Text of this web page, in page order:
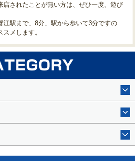
店されたことが無い方は、ぜひ一度、遊び
江駅まで、8分、駅から歩いて3分ですの
メします。